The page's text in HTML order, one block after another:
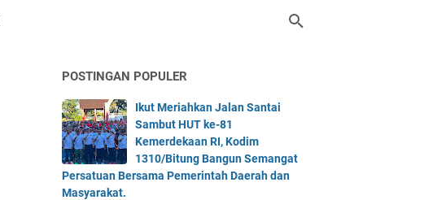
POSTINGAN POPULER
Ikut Meriahkan Jalan Santai
Sambut HUT ke-81
Kemerdekaan RI, Kodim
1310/Bitung Bangun Semangat
Persatuan Bersama Pemerintah Daerah dan
Masyarakat.